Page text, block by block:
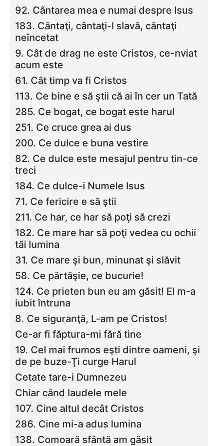
92. Cântarea mea e numai despre Isus
183. Cântaţi, cântaţi-I slavă, cântaţi
neîncetat
9. Cât de drag ne este Cristos, ce-nviat
acum este
61. Cât timp va fi Cristos
113. Ce bine e să ştii că ai în cer un Tată
285. Ce bogat, ce bogat este harul
251. Ce cruce grea ai dus
200. Ce dulce e buna vestire
82. Ce dulce este mesajul pentru tin-ce
treci
184. Ce dulce-i Numele Isus
71. Ce fericire e să ştii
211. Ce har, ce har să poţi să crezi
182. Ce mare har să poţi vedea cu ochii
tăi lumina
31. Ce mare şi bun, minunat şi slăvit
58. Ce părtăşie, ce bucurie!
124. Ce prieten bun eu am găsit! El m-a
iubit întruna
8. Ce siguranţă, L-am pe Cristos!
Ce-ar fi făptura-mi fără tine
19. Cel mai frumos eşti dintre oameni, şi
de pe buze-Ţi curge Harul
Cetate tare-i Dumnezeu
Chiar când laudele mele
107. Cine altul decât Cristos
286. Cine mi-a adus lumina
138. Comoară sfântă am găsit